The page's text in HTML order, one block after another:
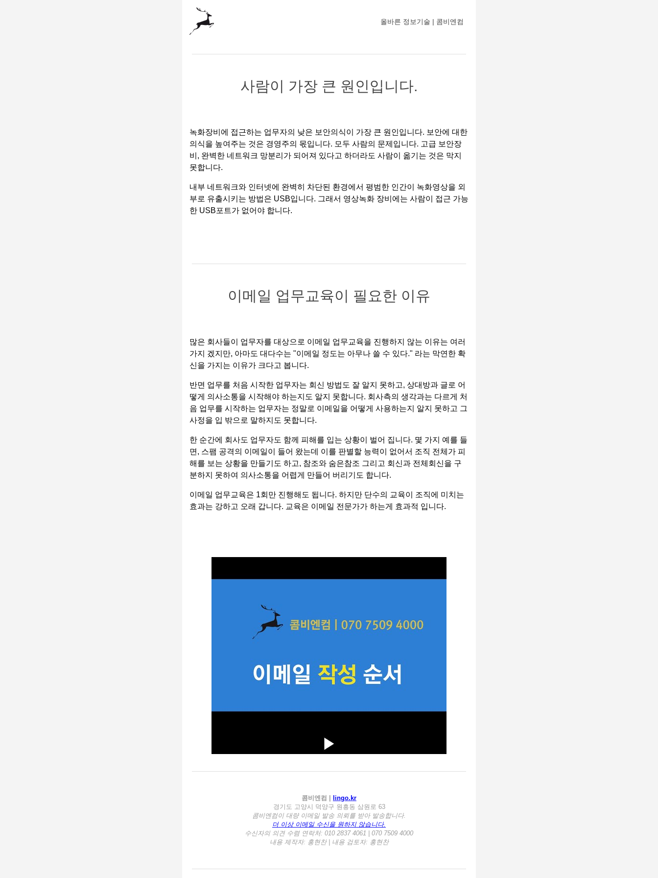
올바른 정보기술 | 콤비엔컴
사람이 가장 큰 원인입니다.
녹화장비에 접근하는 업무자의 낮은 보안의식이 가장 큰 원인입니다. 보안에 대한
의식을 높여주는 것은 경영주의 몫입니다. 모두 사람의 문제입니다. 고급 보안장
비, 완벽한 네트워크 망분리가 되어져 있다고 하더라도 사람이 옮기는 것은 막지
못합니다.
내부 네트워크와 인터넷에 완벽히 차단된 환경에서 평범한 인간이 녹화영상을 외
부로 유출시키는 방법은 USB입니다. 그래서 영상녹화 장비에는 사람이 접근 가능
한 USB포트가 없어야 합니다.
이메일 업무교육이 필요한 이유
많은 회사들이 업무자를 대상으로 이메일 업무교육을 진행하지 않는 이유는 여러
가지 겠지만, 아마도 대다수는 "이메일 정도는 아무나 쓸 수 있다." 라는 막연한 확
신을 가지는 이유가 크다고 봅니다.
반면 업무를 처음 시작한 업무자는 회신 방법도 잘 알지 못하고, 상대방과 글로 어
떻게 의사소통을 시작해야 하는지도 알지 못합니다. 회사측의 생각과는 다르게 처
음 업무를 시작하는 업무자는 정말로 이메일을 어떻게 사용하는지 알지 못하고 그
사정을 입 밖으로 말하지도 못합니다.
한 순간에 회사도 업무자도 함께 피해를 입는 상황이 벌어 집니다. 몇 가지 예를 들
면, 스팸 공격의 이메일이 들어 왔는데 이를 판별할 능력이 없어서 조직 전체가 피
해를 보는 상황을 만들기도 하고, 참조와 숨은참조 그리고 회신과 전체회신을 구
분하지 못하여 의사소통을 어렵게 만들어 버리기도 합니다.
이메일 업무교육은 1회만 진행해도 됩니다. 하지만 단수의 교육이 조직에 미치는
효과는 강하고 오래 갑니다. 교육은 이메일 전문가가 하는게 효과적 입니다.
콤비엔컴 |
lingo.kr
경기도 고양시 덕양구 원흥동 삼원로 63
콤비엔컴이 대량 이메일 발송 의뢰를 받아 발송합니다.
더 이상 이메일 수신을 원하지 않습니다.
수신자의 의견 수렴 연락처: 010 2837 4061 | 070 7509 4000
내용 제작자: 홍현찬 | 내용 검토자: 홍현찬